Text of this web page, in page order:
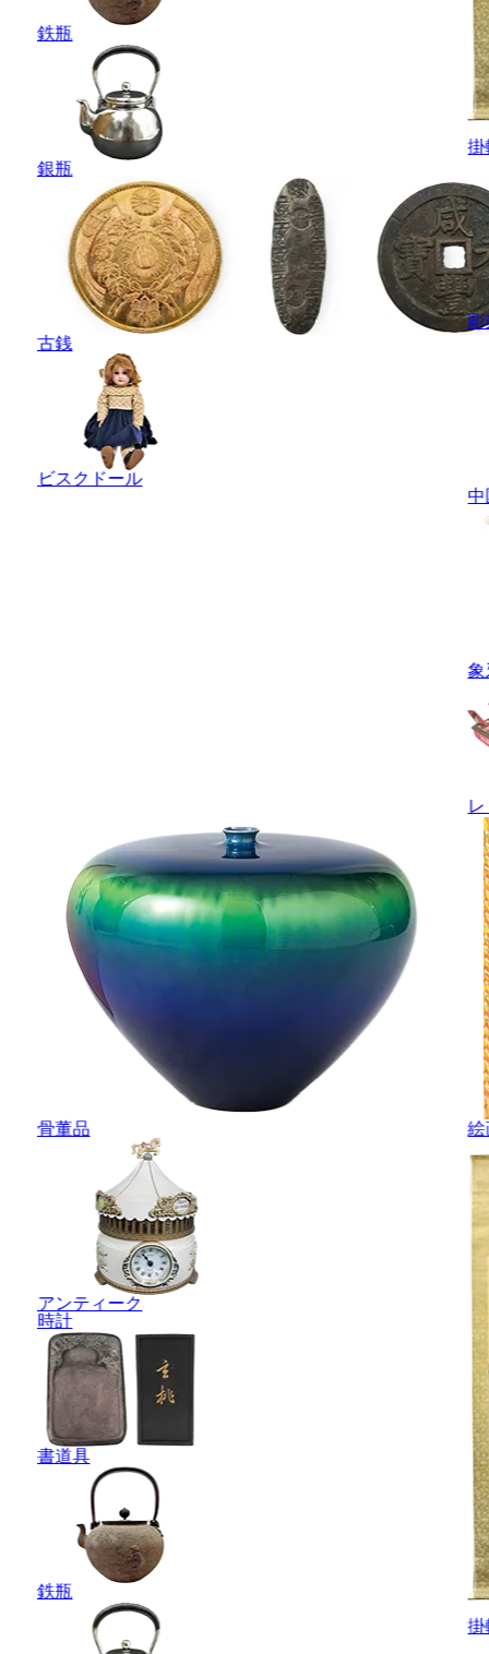
鉄瓶
銀瓶
古銭
ビスクドール
掛
彫
中
象
骨董品
アンティーク
時計
書道具
鉄瓶
絵
掛